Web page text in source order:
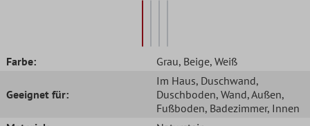
Farbe: Grau, Beige, Weiß
Geeignet für:
Im Haus, Duschwand,
Duschboden, Wand, Außen,
Fußboden, Badezimmer, Innen